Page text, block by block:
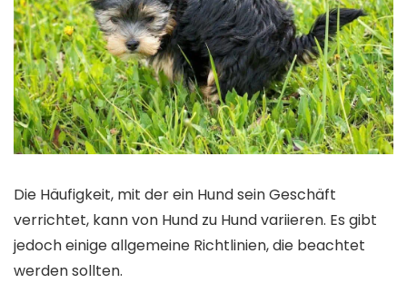
Die Häufigkeit, mit der ein Hund sein Geschäft
verrichtet, kann von Hund zu Hund variieren. Es gibt
jedoch einige allgemeine Richtlinien, die beachtet
werden sollten.